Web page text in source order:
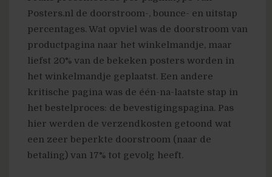
Posters.nl de doorstroom-, bounce- en uitstap
percentages. Wat opviel was de doorstroom van
productpagina naar het winkelmandje, maar
liefst 20% van de bekeken posters worden in
het winkelmandje geplaatst. Een andere
kritische pagina was de één-na-laatste stap in
het bestelproces: de bevestigingspagina. Pas
hier werden de verzendkosten getoond wat
een zeer beperkte doorstroom (naar de
betaling) van 17% tot gevolg heeft.